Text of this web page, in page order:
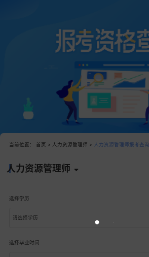
当前位置： 首页 > 人力资源管理师 > 人力资源管理师报考查询
人力资源管理师
选择学历
请选择学历
选择毕业时间